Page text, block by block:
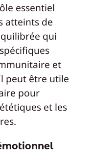
essentiel
atteints de
qui
et
peut être utile
pour
et les